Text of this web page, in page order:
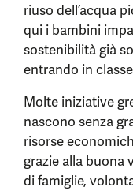
riuso dell’acqua
qui i bambini
sostenibilità già
entrando in
Molte iniziative
nascono senza
risorse
grazie alla buona
di famiglie,